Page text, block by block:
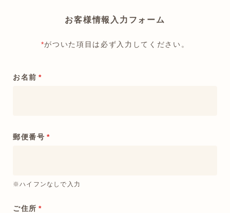
お客様情報入力フォーム
*がついた項目は必ず入力してください。
お名前 *
郵便番号 *
※ハイフンなしで入力
ご住所 *